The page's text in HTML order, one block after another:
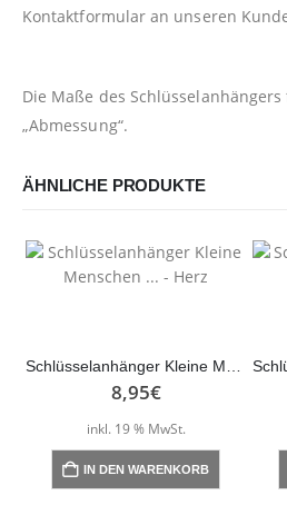
Kontaktformular an unseren
Die Maße des
„Abmessung“.
ÄHNLICHE PRODUKTE
8,95€
inkl. 19 % MwSt.
IN DEN WARENKORB